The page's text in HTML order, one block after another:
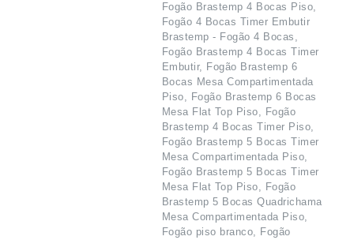
Fogão Brastemp 4 Bocas Piso,
Fogão 4 Bocas Timer Embutir
Brastemp - Fogão 4 Bocas,
Fogão Brastemp 4 Bocas Timer
Embutir, Fogão Brastemp 6
Bocas Mesa Compartimentada
Piso, Fogão Brastemp 6 Bocas
Mesa Flat Top Piso, Fogão
Brastemp 4 Bocas Timer Piso,
Fogão Brastemp 5 Bocas Timer
Mesa Compartimentada Piso,
Fogão Brastemp 5 Bocas Timer
Mesa Flat Top Piso, Fogão
Brastemp 5 Bocas Quadrichama
Mesa Compartimentada Piso,
Fogão piso branco, Fogão